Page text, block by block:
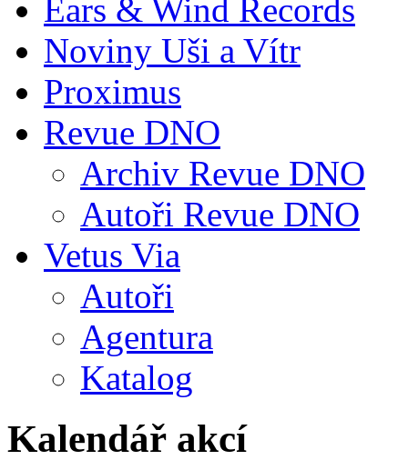
Ears & Wind Records
Noviny Uši a Vítr
Proximus
Revue DNO
Archiv Revue DNO
Autoři Revue DNO
Vetus Via
Autoři
Agentura
Katalog
Kalendář akcí